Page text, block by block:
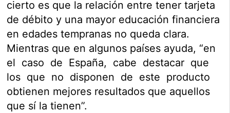
cierto es que la relación entre tener tarjeta
de débito y una mayor educación financiera
en edades tempranas no queda clara.
Mientras que en algunos países ayuda, “en
el caso de España, cabe destacar que
los que no disponen de este producto
obtienen mejores resultados que aquellos
que sí la tienen”.